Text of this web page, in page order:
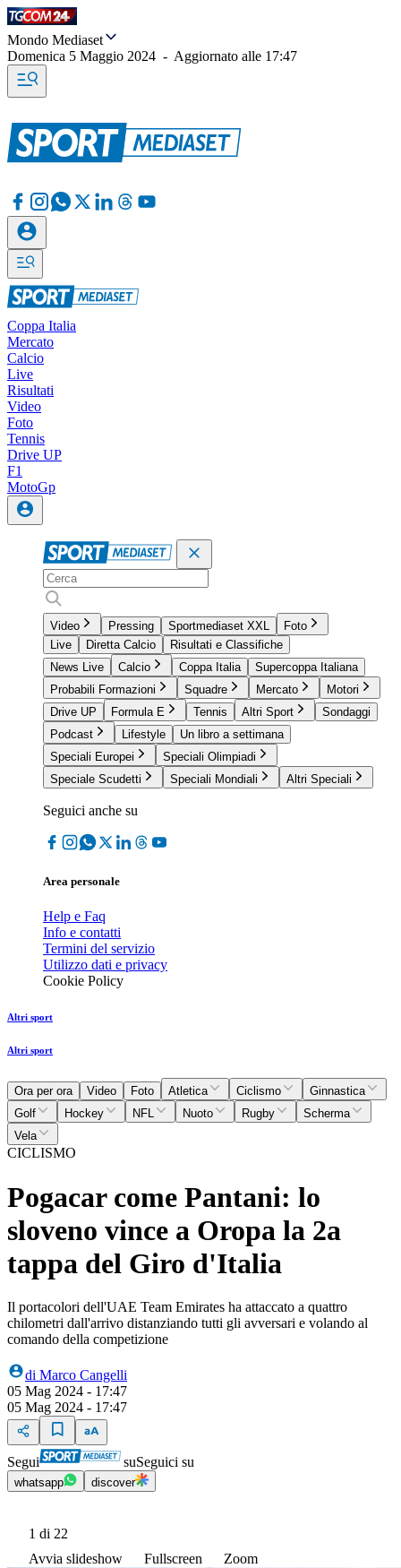
Mondo Mediaset
Domenica 5 Maggio 2024 - Aggiornato alle 17:47
Coppa Italia
Mercato
Calcio
Live
Risultati
Video
Foto
Tennis
Drive UP
F1
MotoGp
Video Pressing Sportmediaset XXL
Foto
Live
Diretta Calcio
Risultati e Classifiche
News Live
Calcio Coppa Italia
Supercoppa Italiana
Probabili Formazioni
Squadre Mercato
Motori
Drive UP
Formula E Tennis Altri Sport
Sondaggi
Podcast
Lifestyle
Un libro a settimana
Speciali Europei
Speciali Olimpiadi
Speciale Scudetti
Speciali Mondiali Altri Speciali
Seguici anche su
Area personale
Help e Faq
Info e contatti
Termini del servizio
Utilizzo dati e privacy
Cookie Policy
Altri sport
Altri sport
Ora per ora Video Foto Atletica Ciclismo
Ginnastica
Golf
Hockey NFL Nuoto Rugby
Scherma
Vela
CICLISMO
Pogacar come Pantani: lo
sloveno vince a Oropa la 2a
tappa del Giro d'Italia
Il portacolori dell'UAE Team Emirates ha attaccato a quattro
chilometri dall'arrivo distanziando tutti gli avversari e volando al
comando della competizione
di Marco Cangelli
05 Mag 2024 - 17:47
05 Mag 2024 - 17:47
Segui suSeguici su
whatsapp discover
1 di 22
Avvia slideshow
Fullscreen Zoom